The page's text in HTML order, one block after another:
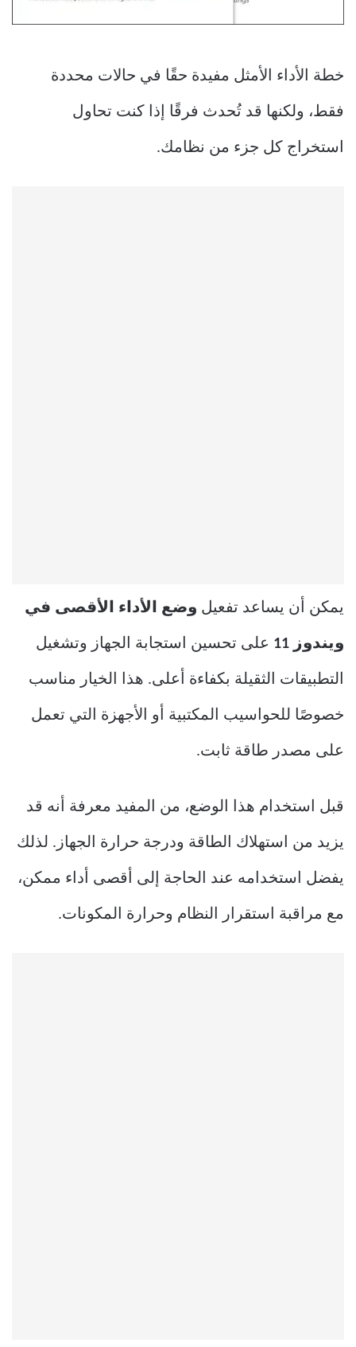
خطة الأداء الأمثل مفيدة حقًا في حالات محددة
فقط، ولكنها قد تُحدث فرقًا إذا كنت تحاول
استخراج كل جزء من نظامك.
يمكن أن يساعد تفعيل وضع الأداء الأقصى في
ويندوز 11 على تحسين استجابة الجهاز وتشغيل
التطبيقات الثقيلة بكفاءة أعلى. هذا الخيار مناسب
خصوصًا للحواسيب المكتبية أو الأجهزة التي تعمل
على مصدر طاقة ثابت.
قبل استخدام هذا الوضع، من المفيد معرفة أنه قد
يزيد من استهلاك الطاقة ودرجة حرارة الجهاز. لذلك
يفضل استخدامه عند الحاجة إلى أقصى أداء ممكن،
مع مراقبة استقرار النظام وحرارة المكونات.